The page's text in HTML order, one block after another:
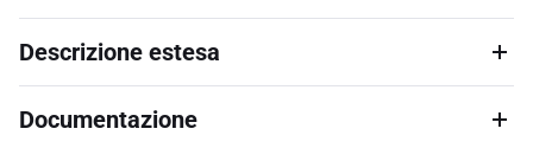
Descrizione estesa
Documentazione